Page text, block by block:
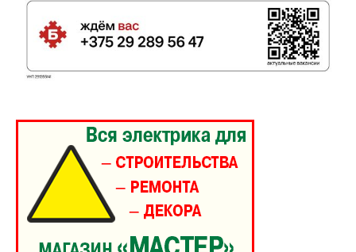
Газета
"Драгічынскі Веснік"
ПОДПИСАТЬСЯ